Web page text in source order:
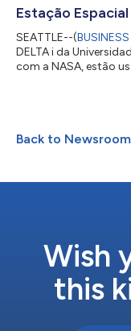
Estação
SEATTLE--(BUSINESS
DELTA i da
com a NASA, estão
parte de uma bolsa
Ciência (NSF) liderada
Kyriacos Athanasiou,
Back to Newsroom
Wish
this